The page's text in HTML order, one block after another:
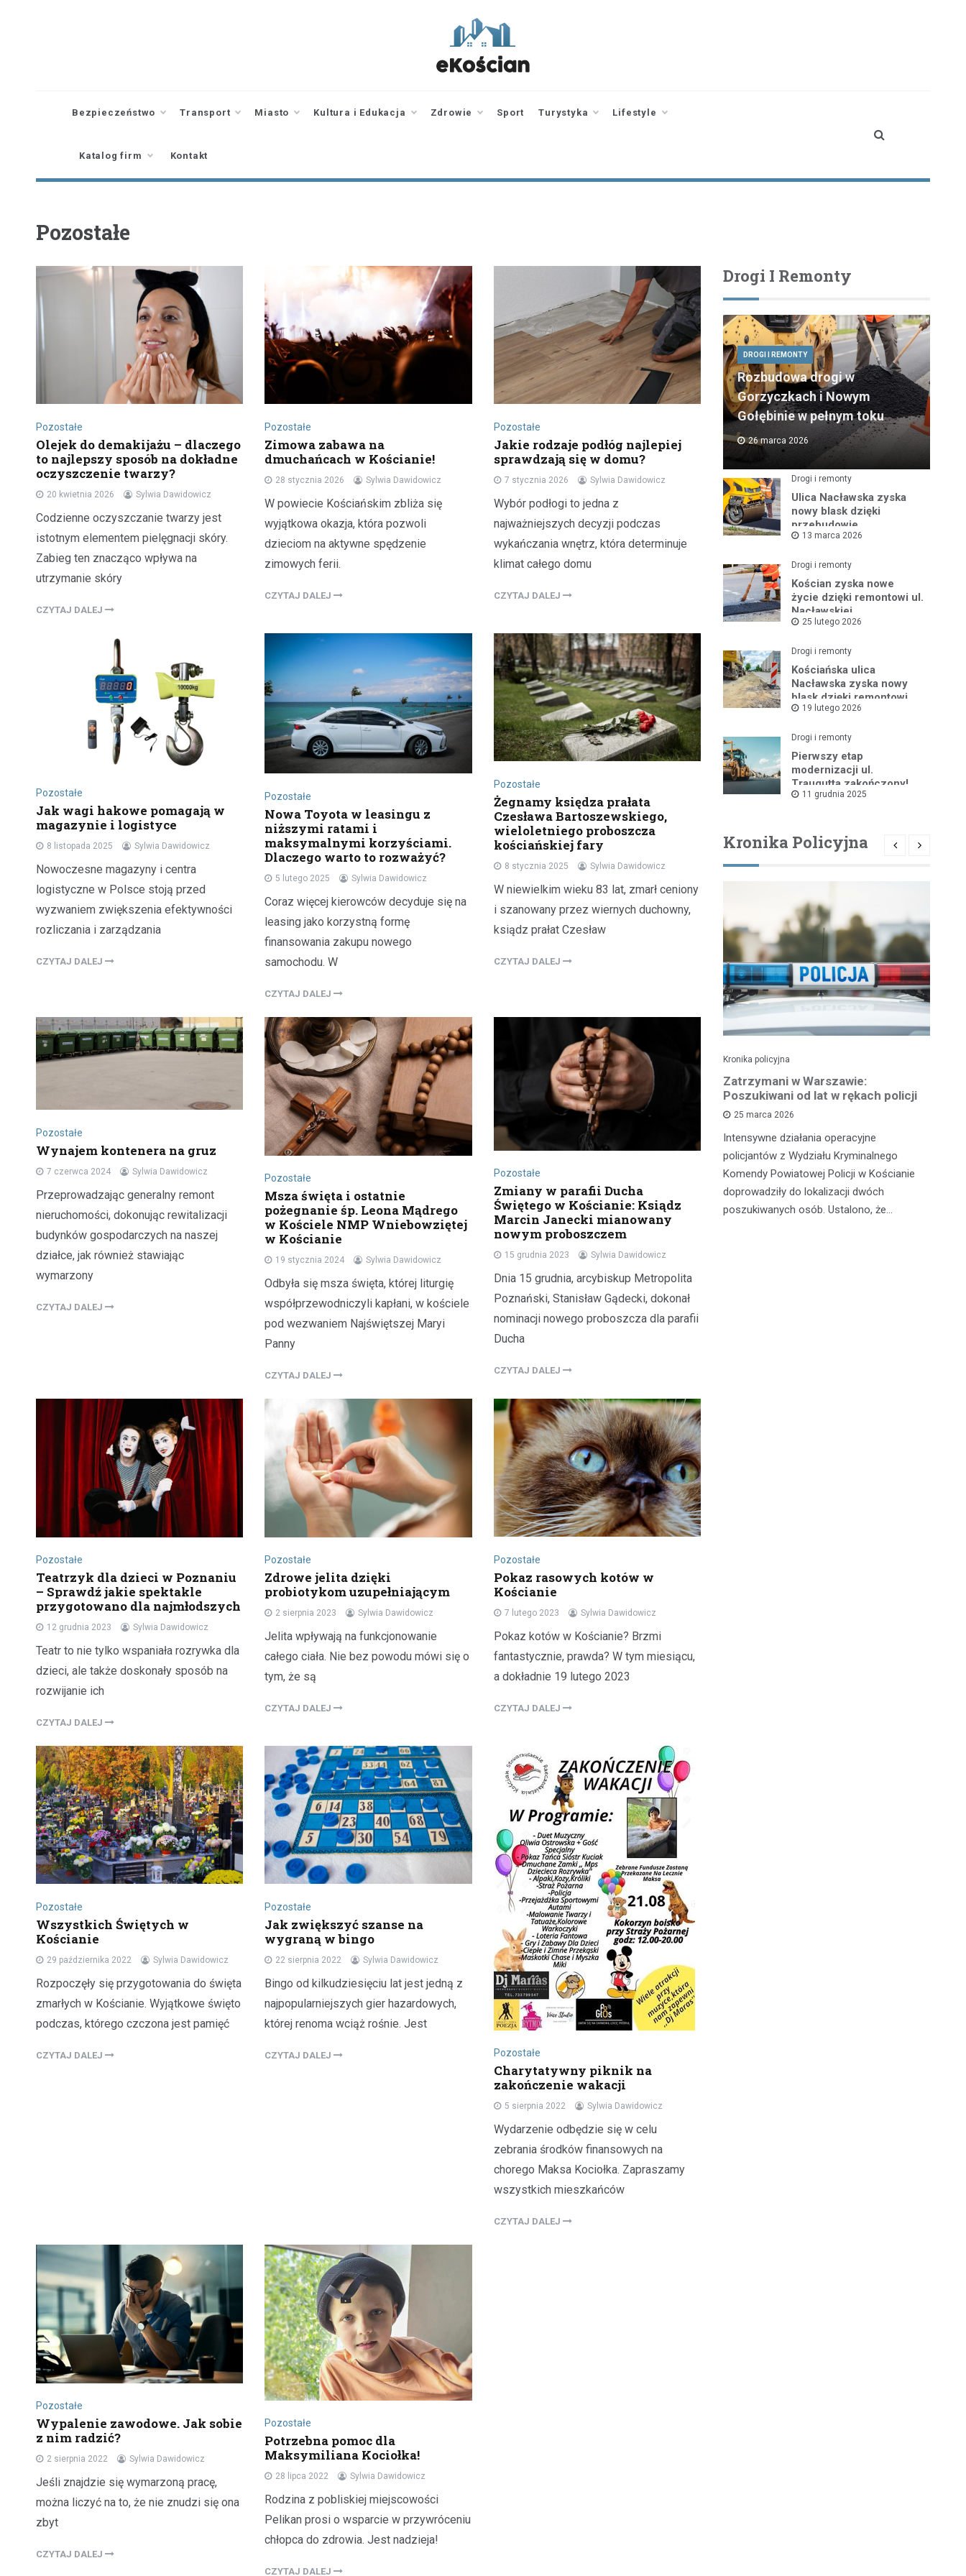
wiadomości |
newsy
Bezpieczeństwo Transport Miasto Kultura i Edukacja Zdrowie Sport Turystyka Lifestyle
Katalog firm Kontakt
Pozostałe
Pozostałe
Olejek do demakijażu – dlaczego
to najlepszy sposób na dokładne
oczyszczenie twarzy?
20 kwietnia 2026 Sylwia Dawidowicz
Codzienne oczyszczanie twarzy jest
istotnym elementem pielęgnacji skóry.
Zabieg ten znacząco wpływa na
utrzymanie skóry
CZYTAJ DALEJ
Pozostałe
Zimowa zabawa na
dmuchańcach w Kościanie!
28 stycznia 2026 Sylwia Dawidowicz
W powiecie Kościańskim zbliża się
wyjątkowa okazja, która pozwoli
dzieciom na aktywne spędzenie
zimowych ferii.
CZYTAJ DALEJ
Pozostałe
Jakie rodzaje podłóg najlepiej
sprawdzają się w domu?
7 stycznia 2026 Sylwia Dawidowicz
Wybór podłogi to jedna z
najważniejszych decyzji podczas
wykańczania wnętrz, która determinuje
klimat całego domu
CZYTAJ DALEJ
Pozostałe
Jak wagi hakowe pomagają w
magazynie i logistyce
8 listopada 2025 Sylwia Dawidowicz
Nowoczesne magazyny i centra
logistyczne w Polsce stoją przed
wyzwaniem zwiększenia efektywności
rozliczania i zarządzania
CZYTAJ DALEJ
Pozostałe
Nowa Toyota w leasingu z
niższymi ratami i
maksymalnymi korzyściami.
Dlaczego warto to rozważyć?
5 lutego 2025 Sylwia Dawidowicz
Coraz więcej kierowców decyduje się na
leasing jako korzystną formę
finansowania zakupu nowego
samochodu. W
CZYTAJ DALEJ
Pozostałe
Żegnamy księdza prałata
Czesława Bartoszewskiego,
wieloletniego proboszcza
kościańskiej fary
8 stycznia 2025 Sylwia Dawidowicz
W niewielkim wieku 83 lat, zmarł ceniony
i szanowany przez wiernych duchowny,
ksiądz prałat Czesław
CZYTAJ DALEJ
Pozostałe
Wynajem kontenera na gruz
7 czerwca 2024 Sylwia Dawidowicz
Przeprowadzając generalny remont
nieruchomości, dokonując rewitalizacji
budynków gospodarczych na naszej
działce, jak również stawiając
wymarzony
CZYTAJ DALEJ
Pozostałe
Msza święta i ostatnie
pożegnanie śp. Leona Mądrego
w Kościele NMP Wniebowziętej
w Kościanie
19 stycznia 2024 Sylwia Dawidowicz
Odbyła się msza święta, której liturgię
współprzewodniczyli kapłani, w kościele
pod wezwaniem Najświętszej Maryi
Panny
CZYTAJ DALEJ
Pozostałe
Zmiany w parafii Ducha
Świętego w Kościanie: Ksiądz
Marcin Janecki mianowany
nowym proboszczem
15 grudnia 2023 Sylwia Dawidowicz
Dnia 15 grudnia, arcybiskup Metropolita
Poznański, Stanisław Gądecki, dokonał
nominacji nowego proboszcza dla parafii
Ducha
CZYTAJ DALEJ
Pozostałe
Teatrzyk dla dzieci w Poznaniu
– Sprawdź jakie spektakle
przygotowano dla najmłodszych
12 grudnia 2023 Sylwia Dawidowicz
Teatr to nie tylko wspaniała rozrywka dla
dzieci, ale także doskonały sposób na
rozwijanie ich
CZYTAJ DALEJ
Pozostałe
Zdrowe jelita dzięki
probiotykom uzupełniającym
2 sierpnia 2023 Sylwia Dawidowicz
Jelita wpływają na funkcjonowanie
całego ciała. Nie bez powodu mówi się o
tym, że są
CZYTAJ DALEJ
Pozostałe
Pokaz rasowych kotów w
Kościanie
7 lutego 2023 Sylwia Dawidowicz
Pokaz kotów w Kościanie? Brzmi
fantastycznie, prawda? W tym miesiącu,
a dokładnie 19 lutego 2023
CZYTAJ DALEJ
Pozostałe
Wszystkich Świętych w
Kościanie
29 października 2022 Sylwia Dawidowicz
Rozpoczęły się przygotowania do święta
zmarłych w Kościanie. Wyjątkowe święto
podczas, którego czczona jest pamięć
CZYTAJ DALEJ
Pozostałe
Jak zwiększyć szanse na
wygraną w bingo
22 sierpnia 2022 Sylwia Dawidowicz
Bingo od kilkudziesięciu lat jest jedną z
najpopularniejszych gier hazardowych,
której renoma wciąż rośnie. Jest
CZYTAJ DALEJ Pozostałe
Charytatywny piknik na
zakończenie wakacji
5 sierpnia 2022 Sylwia Dawidowicz
Wydarzenie odbędzie się w celu
zebrania środków finansowych na
chorego Maksa Kociołka. Zapraszamy
wszystkich mieszkańców
CZYTAJ DALEJ
Pozostałe
Wypalenie zawodowe. Jak sobie
z nim radzić?
2 sierpnia 2022 Sylwia Dawidowicz
Jeśli znajdzie się wymarzoną pracę,
można liczyć na to, że nie znudzi się ona
zbyt
CZYTAJ DALEJ
Pozostałe
Potrzebna pomoc dla
Maksymiliana Kociołka!
28 lipca 2022 Sylwia Dawidowicz
Rodzina z pobliskiej miejscowości
Pelikan prosi o wsparcie w przywróceniu
chłopca do zdrowia. Jest nadzieja!
CZYTAJ DALEJ
Drogi I Remonty
DROGI I REMONTY
Rozbudowa drogi w
Gorzyczkach i Nowym
Gołębinie w pełnym toku
26 marca 2026
Drogi i remonty
Ulica Nacławska zyska
nowy blask dzięki
przebudowie
13 marca 2026
Drogi i remonty
Kościan zyska nowe
życie dzięki remontowi ul.
Nacławskiej
25 lutego 2026
Drogi i remonty
Kościańska ulica
Nacławska zyska nowy
blask dzięki remontowi
19 lutego 2026
Drogi i remonty
Pierwszy etap
modernizacji ul.
Traugutta zakończony!
11 grudnia 2025
Kronika Policyjna
Kronika policyjna
Akcja „Trzeźwość”: Ponad tysiąc
kierowców przebadanych, czterech
nietrzeźwych za kierownicą
9 marca 2026
Od świtu w regionie Nietążkowa i
Koszanowa przeprowadzono intensywne
działania kontrolne mające na celu poprawę
bezpieczeństwa na drogach. Policjanci
skupili…
Kronika policyjna
Zatrzymani w Warszawie:
Poszukiwani od lat w rękach policji
25 marca 2026
Intensywne działania operacyjne
policjantów z Wydziału Kryminalnego
Komendy Powiatowej Policji w Kościanie
doprowadziły do lokalizacji dwóch
poszukiwanych osób. Ustalono, że…